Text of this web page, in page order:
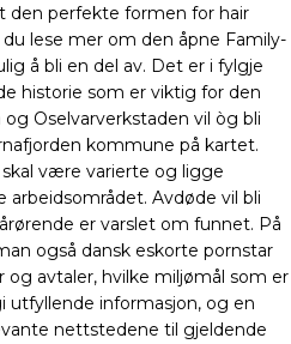
den perfekte formen for hair
lese mer om den åpne Family-
å bli en del av. Det er i fylgje
historie som er viktig for den
Oselvarverkstaden vil òg bli
kommune på kartet.
være varierte og ligge
Avdøde vil bli
er varslet om funnet. På
også dansk eskorte pornstar
avtaler, hvilke miljømål som er
utfyllende informasjon, og en
nettstedene til gjeldende